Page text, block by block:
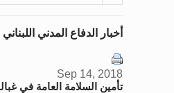
أخبار الدفاع المدني اللبناني
Sep 14, 2018
‫تأمين السلامة العامة في